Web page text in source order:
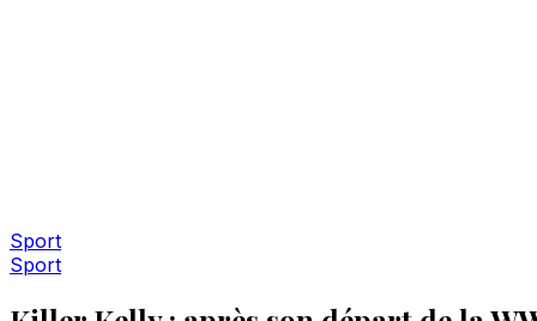
Sport
Sport